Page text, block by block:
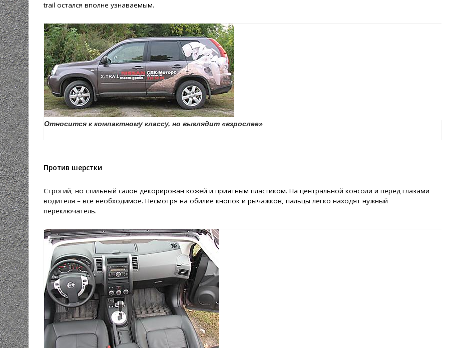
trail остался вполне узнаваемым.
Относится к компактному классу, но выглядит «взрослее»
Против шерстки
Строгий, но стильный салон декорирован кожей и приятным пластиком. На центральной консоли и перед глазами
водителя – все необходимое. Несмотря на обилие кнопок и рычажков, пальцы легко находят нужный
переключатель.